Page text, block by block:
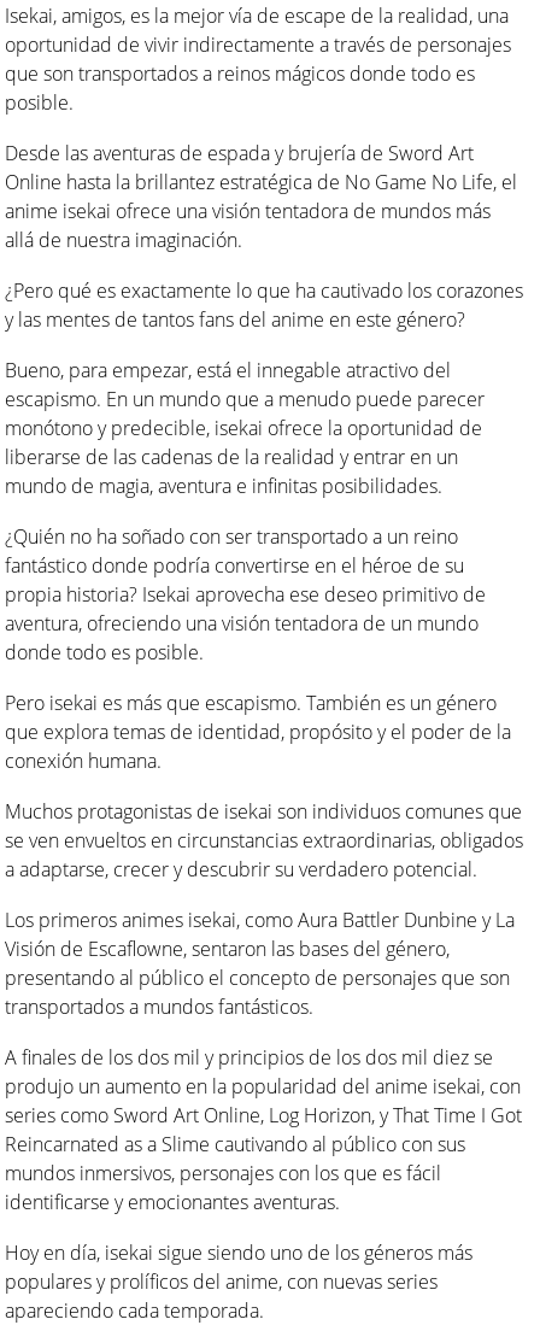
Isekai, amigos, es la mejor vía de escape de la realidad, una
oportunidad de vivir indirectamente a través de personajes
que son transportados a reinos mágicos donde todo es
posible.
Desde las aventuras de espada y brujería de Sword Art
Online hasta la brillantez estratégica de No Game No Life, el
anime isekai ofrece una visión tentadora de mundos más
allá de nuestra imaginación.
¿Pero qué es exactamente lo que ha cautivado los corazones
y las mentes de tantos fans del anime en este género?
Bueno, para empezar, está el innegable atractivo del
escapismo. En un mundo que a menudo puede parecer
monótono y predecible, isekai ofrece la oportunidad de
liberarse de las cadenas de la realidad y entrar en un
mundo de magia, aventura e infinitas posibilidades.
¿Quién no ha soñado con ser transportado a un reino
fantástico donde podría convertirse en el héroe de su
propia historia? Isekai aprovecha ese deseo primitivo de
aventura, ofreciendo una visión tentadora de un mundo
donde todo es posible.
Pero isekai es más que escapismo. También es un género
que explora temas de identidad, propósito y el poder de la
conexión humana.
Muchos protagonistas de isekai son individuos comunes que
se ven envueltos en circunstancias extraordinarias, obligados
a adaptarse, crecer y descubrir su verdadero potencial.
Los primeros animes isekai, como Aura Battler Dunbine y La
Visión de Escaflowne, sentaron las bases del género,
presentando al público el concepto de personajes que son
transportados a mundos fantásticos.
A finales de los dos mil y principios de los dos mil diez se
produjo un aumento en la popularidad del anime isekai, con
series como Sword Art Online, Log Horizon, y That Time I Got
Reincarnated as a Slime cautivando al público con sus
mundos inmersivos, personajes con los que es fácil
identificarse y emocionantes aventuras.
Hoy en día, isekai sigue siendo uno de los géneros más
populares y prolíficos del anime, con nuevas series
apareciendo cada temporada.